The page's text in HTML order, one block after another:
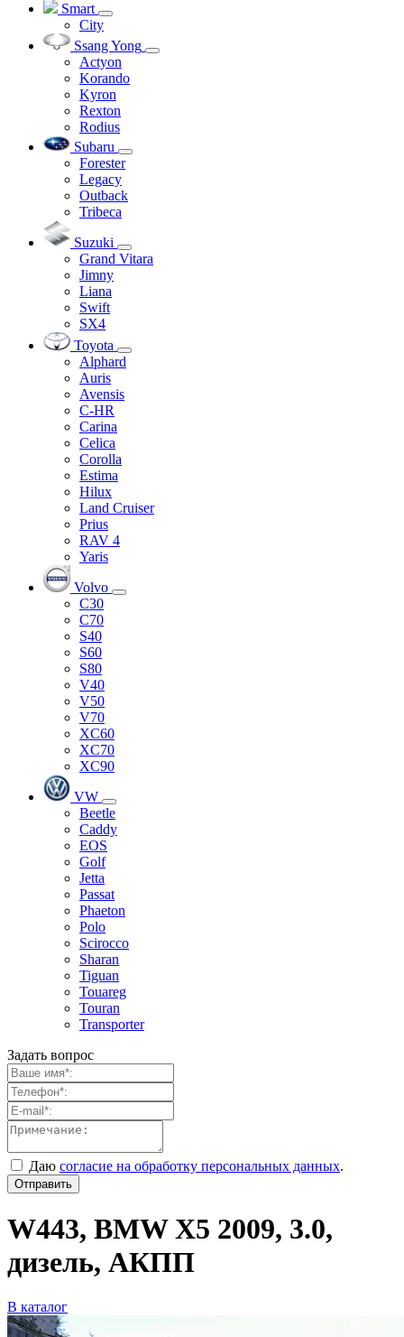
Smart
City
Ssang Yong
Actyon
Korando
Kyron
Rexton
Rodius
Subaru
Forester
Legacy
Outback
Tribeca
Suzuki
Grand Vitara
Jimny
Liana
Swift
SX4
Toyota
Alphard
Auris
Avensis
C-HR
Carina
Celica
Corolla
Estima
Hilux
Land Cruiser
Prius
RAV 4
Yaris
Volvo
C30
C70
S40
S60
S80
V40
V50
V70
XC60
XC70
XC90
VW
Beetle
Caddy
EOS
Golf
Jetta
Passat
Phaeton
Polo
Scirocco
Sharan
Tiguan
Touareg
Touran
Transporter
Задать вопрос
Даю согласие на обработку персональных данных.
Отправить
W443, BMW X5 2009, 3.0,
дизель, АКПП
В каталог